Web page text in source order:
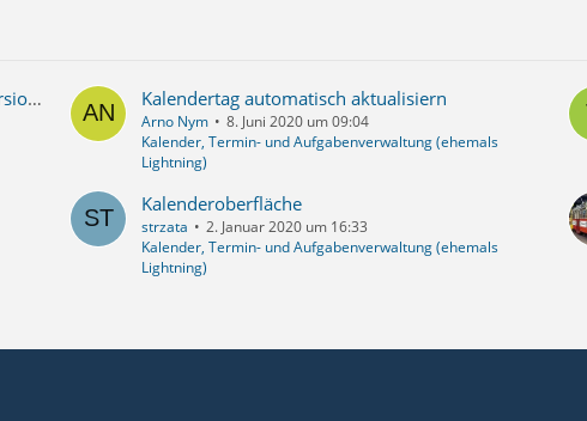
Farbliche Gestaltung Ordnerleiste in der Version 78.2.2 Kalendertag automatisch aktualisiern
Arno Nym
8. Juni 2020 um 09:04
Kalender, Termin- und Aufgabenverwaltung (ehemals
Lightning)
Kalenderoberfläche
strzata
2. Januar 2020 um 16:33
Kalender, Termin- und Aufgabenverwaltung (ehemals
Lightning)